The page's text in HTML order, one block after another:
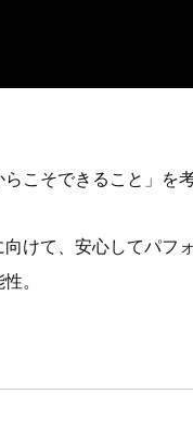
こそできること」を考
けて、安心してパフ
。